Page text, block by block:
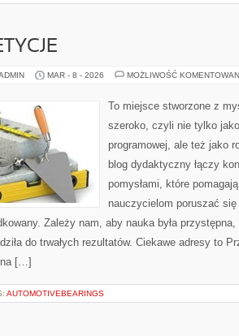
MAR - 8 - 2026 MOŻLIWOŚĆ
To miejsce stworzone z
szeroko, czyli nie tylko
programowej, ale też jako
blog dydaktyczny łączy
pomysłami, które
nauczycielom poruszać
Zależy nam, aby nauka była
do trwałych rezultatów. Ciekawe adresy to
[…]
AUTOMOTIVEBEARINGS